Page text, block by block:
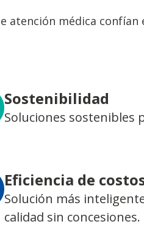
atención médica confían
Sostenibilidad
Soluciones sostenibles
Eficiencia de
Solución más
calidad sin concesiones.